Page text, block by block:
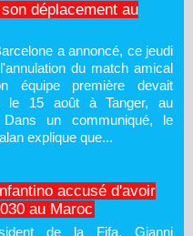
déplacement au
a annoncé, ce jeudi
du match amical
équipe première devait
le 15 août à Tanger, au
Dans un communiqué, le
explique que...
accusé d'avoir
au Maroc
de la Fifa, Gianni